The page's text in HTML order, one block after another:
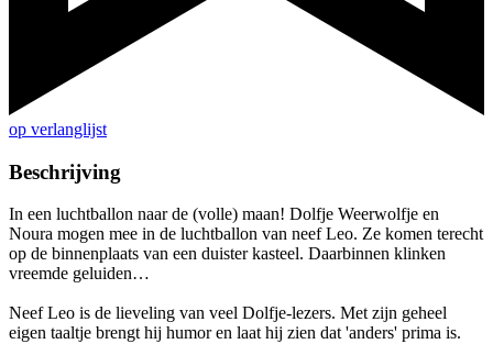
op verlanglijst
Beschrijving
In een luchtballon naar de (volle) maan! Dolfje Weerwolfje en
Noura mogen mee in de luchtballon van neef Leo. Ze komen terecht
op de binnenplaats van een duister kasteel. Daarbinnen klinken
vreemde geluiden…
Neef Leo is de lieveling van veel Dolfje-lezers. Met zijn geheel
eigen taaltje brengt hij humor en laat hij zien dat 'anders' prima is.